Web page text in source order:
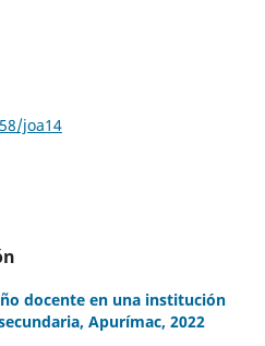
joa14
docente en una institución
Apurímac, 2022